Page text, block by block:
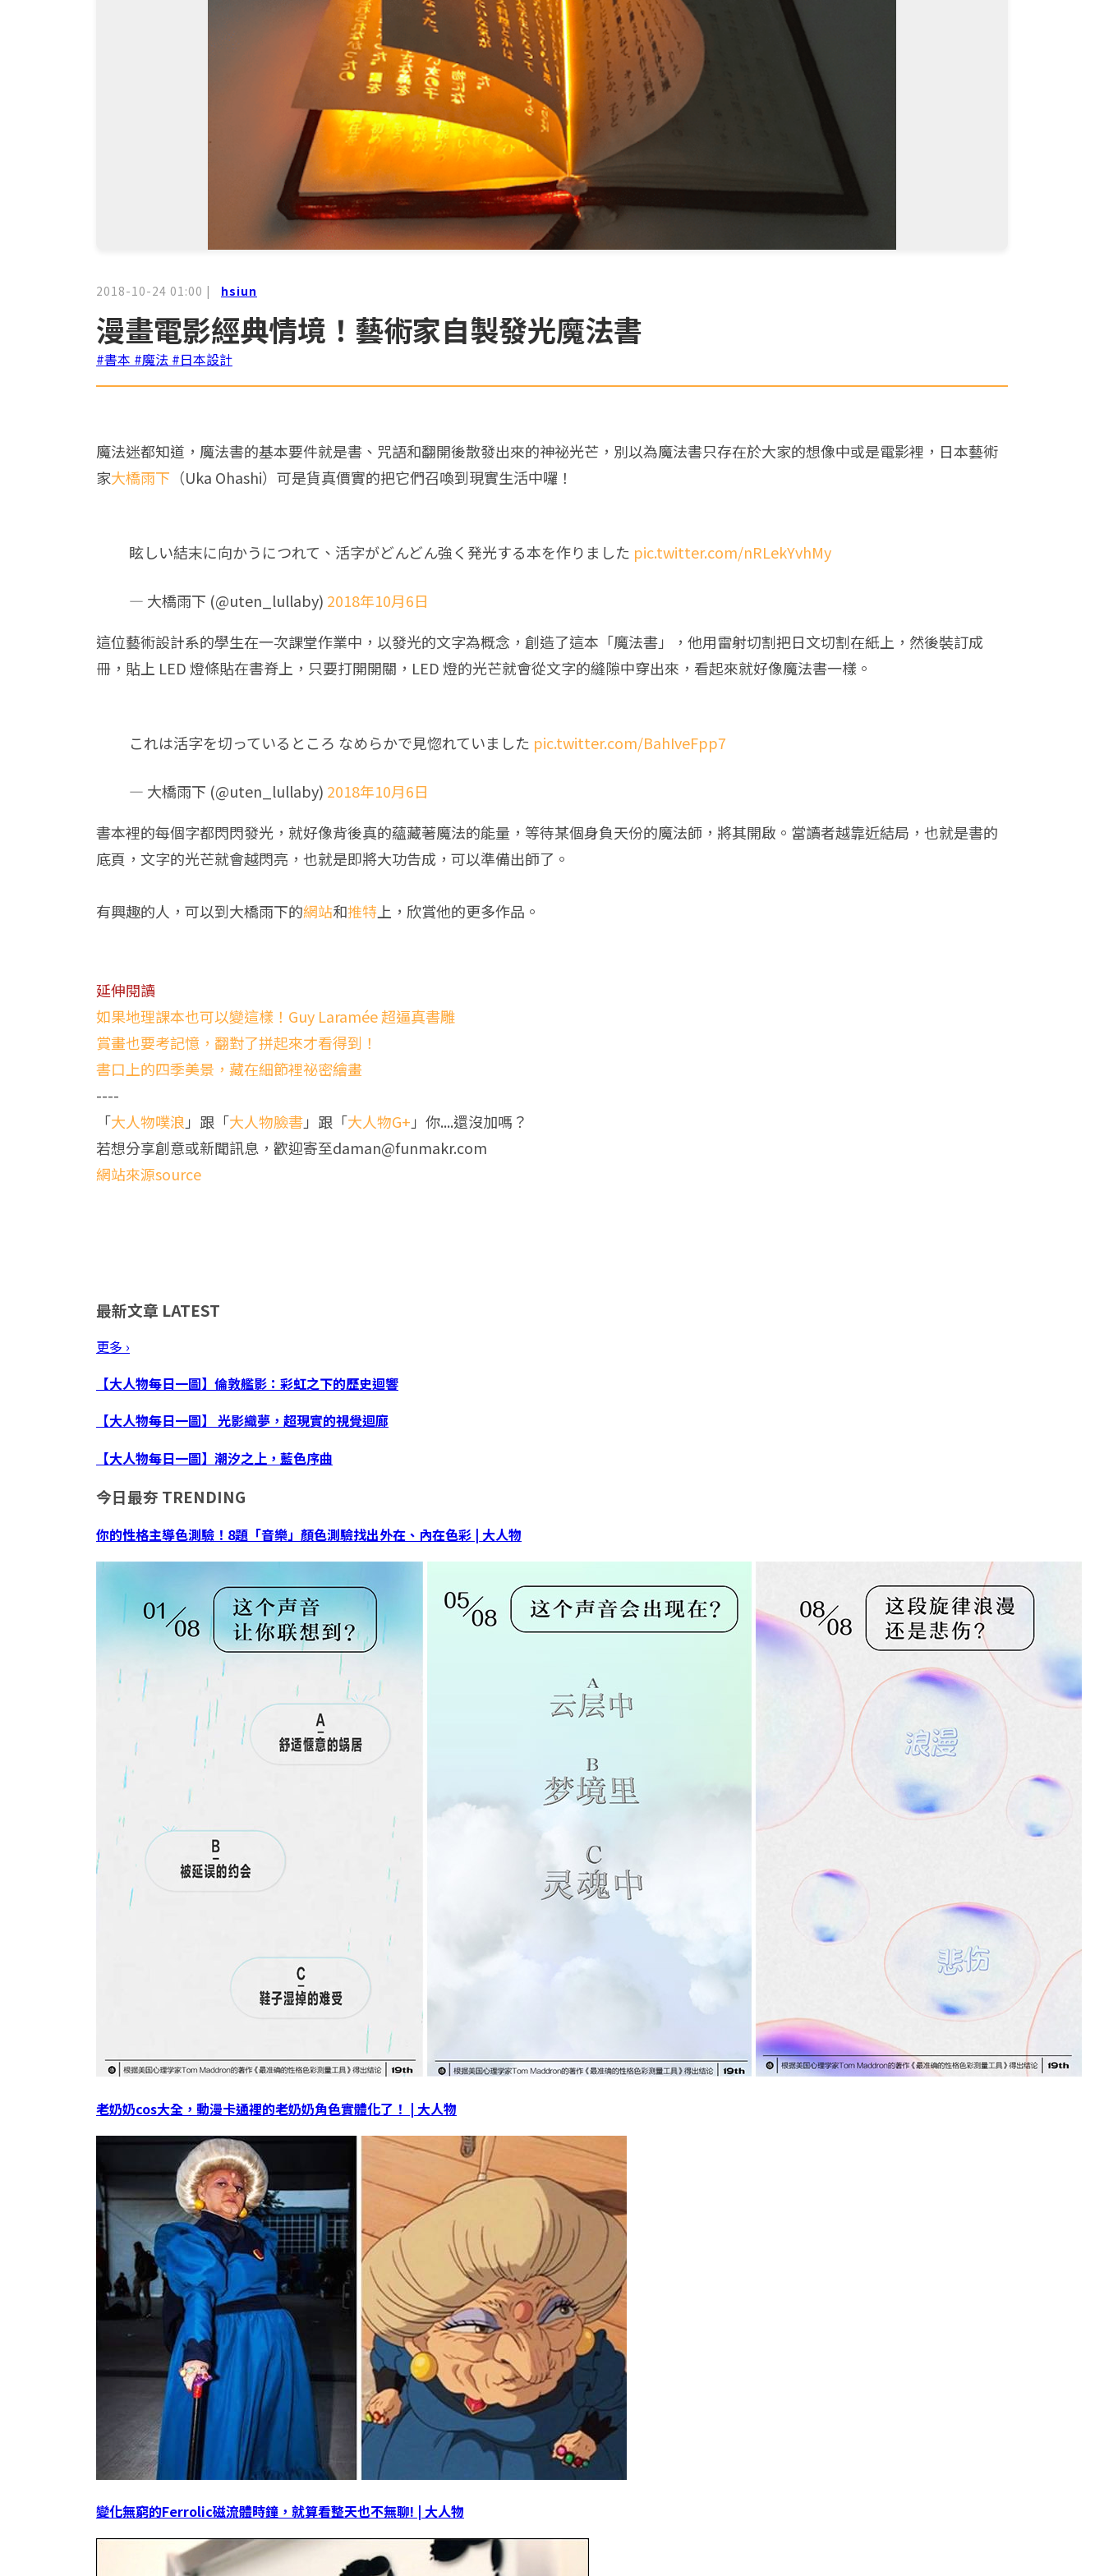
2018-10-24 01:00 | hsiun
漫畫電影經典情境！藝術家自製發光魔法書
#書本 #魔法 #日本設計
魔法迷都知道，魔法書的基本要件就是書、咒語和翻開後散發出來的神祕光芒，別以為魔法書只存在於大家的想像中或是電影裡，日本藝術
家大橋雨下 （Uka Ohashi）可是貨真價實的把它們召喚到現實生活中囉！
眩しい結末に向かうにつれて、活字がどんどん強く発光する本を作りました pic.twitter.com/nRLekYvhMy
— 大橋雨下 (@uten_lullaby) 2018年10月6日
這位藝術設計系的學生在一次課堂作業中，以發光的文字為概念，創造了這本「魔法書」，他用雷射切割把日文切割在紙上，然後裝訂成
冊，貼上 LED 燈條貼在書脊上，只要打開開關，LED 燈的光芒就會從文字的縫隙中穿出來，看起來就好像魔法書一樣。
これは活字を切っているところ なめらかで見惚れていました pic.twitter.com/BahIveFpp7
— 大橋雨下 (@uten_lullaby) 2018年10月6日
書本裡的每個字都閃閃發光，就好像背後真的蘊藏著魔法的能量，等待某個身負天份的魔法師，將其開啟。當讀者越靠近結局，也就是書的
底頁，文字的光芒就會越閃亮，也就是即將大功告成，可以準備出師了。
有興趣的人，可以到大橋雨下的網站和推特上，欣賞他的更多作品。
延伸閱讀
如果地理課本也可以變這樣！Guy Laramée 超逼真書雕
賞畫也要考記憶，翻對了拼起來才看得到！
書口上的四季美景，藏在細節裡祕密繪畫
----
「大人物噗浪」跟「大人物臉書」跟「大人物G+」你....還沒加嗎？
若想分享創意或新聞訊息，歡迎寄至daman@funmakr.com
網站來源source
最新文章 LATEST
更多 ›
【大人物每日一圖】倫敦艦影：彩虹之下的歷史迴響
【大人物每日一圖】 光影織夢，超現實的視覺迴廊
【大人物每日一圖】潮汐之上，藍色序曲
今日最夯 TRENDING
你的性格主導色測驗！8題「音樂」顏色測驗找出外在、內在色彩 | 大人物
老奶奶cos大全，動漫卡通裡的老奶奶角色實體化了！ | 大人物
變化無窮的Ferrolic磁流體時鐘，就算看整天也不無聊! | 大人物